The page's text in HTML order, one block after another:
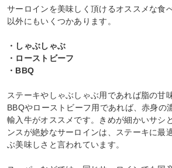
サーロインを美味しく頂けるオススメな食
以外にもいくつかあります。
・しゃぶしゃぶ
・ローストビーフ
・BBQ
ステーキやしゃぶしゃぶ用であれば脂の甘
BBQやローストビーフ用であれば、赤身の
輸入牛がオススメです。きめが細かいサシ
ンスが絶妙なサーロインは、ステーキに最
ぶ美味しさと言われています。